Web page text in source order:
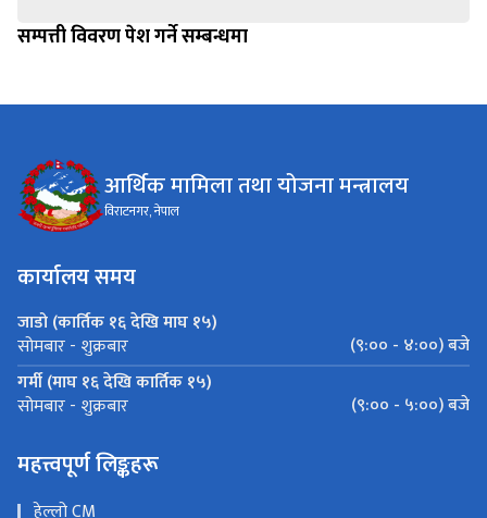
सम्पत्ती विवरण पेश गर्ने सम्बन्धमा
आर्थिक मामिला तथा योजना मन्त्रालय
विराटनगर, नेपाल
कार्यालय समय
जाडो (कार्तिक १६ देखि माघ १५)
सोमबार - शुक्रबार
(९:०० - ४:००) बजे
गर्मी (माघ १६ देखि कार्तिक १५)
सोमबार - शुक्रबार (९:०० - ५:००) बजे
महत्त्वपूर्ण लिङ्कहरू